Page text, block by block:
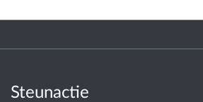
Steunactie